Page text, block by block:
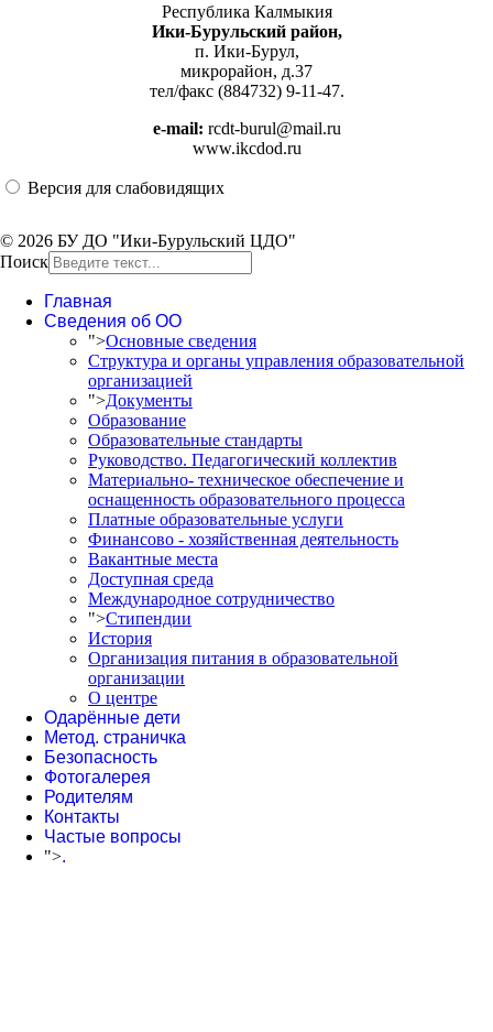
Республика Калмыкия
Ики-Бурульский район,
п. Ики-Бурул,
микрорайон, д.37
тел/факс (884732) 9-11-47.
e-mail: rcdt-burul@mail.ru
www.ikcdod.ru
Версия для слабовидящих
© 2026 БУ ДО "Ики-Бурульский ЦДО"
Поиск
Главная
Сведения об ОО
">Основные сведения
Структура и органы управления образовательной
организацией
">Документы
Образование
Образовательные стандарты
Руководство. Педагогический коллектив
Материально- техническое обеспечение и
оснащенность образовательного процесса
Платные образовательные услуги
Финансово - хозяйственная деятельность
Вакантные места
Доступная среда
Международное сотрудничество
">Стипендии
История
Организация питания в образовательной
организации
О центре
Одарённые дети
Метод. страничка
Безопасность
Фотогалерея
Родителям
Контакты
Частые вопросы
">.